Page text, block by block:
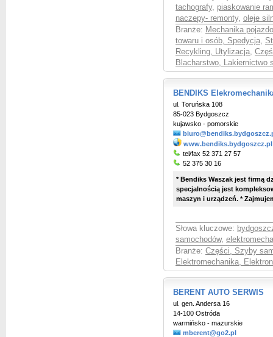
tachografy, piaskowanie
naczepy- remonty, oleje
Branże: Mechanika
towaru i osób, Spedycja,
Recykling, Utylizacja,
Blacharstwo, Lakiernictwo
BENDIKS
ul. Toruńska 108
85-023 Bydgoszcz
kujawsko - pomorskie
www.bendiks.bydgoszcz.pl
tel/fax 52 371 27 57
52 375 30 16
* Bendiks Waszak jest firmą
specjalnością jest
maszyn i urządzeń. *
Słowa kluczowe:
samochodów,
Branże: Części, Szyby
Elektromechanika,
BERENT AUTO SERWIS
ul. gen. Andersa 16
14-100 Ostróda
warmińsko - mazurskie
mberent@go2.pl